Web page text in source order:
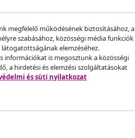
megfelelő működésének biztosításához, a
szabásához, közösségi média funkciók
elemzéséhez.
információkat is megosztunk a közösségi
a hirdetési és elemzési szolgáltatásokat
és süti nyilatkozat